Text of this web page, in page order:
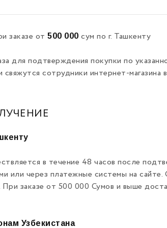
заказе от500 000 сум по г. Ташкенту
для подтверждения покупки по
сотрудники интернет-магазина в
в течение 48 часов после
или через платежные системы на сайте.
заказе от 500 000 Сумов и выше
Узбекистана